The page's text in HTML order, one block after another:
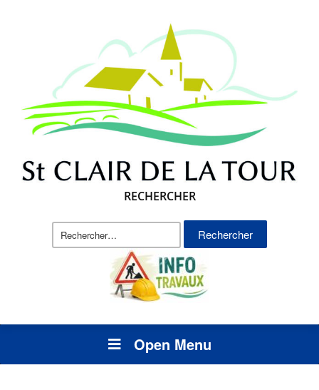
RECHERCHER
Rechercher :
Open Menu